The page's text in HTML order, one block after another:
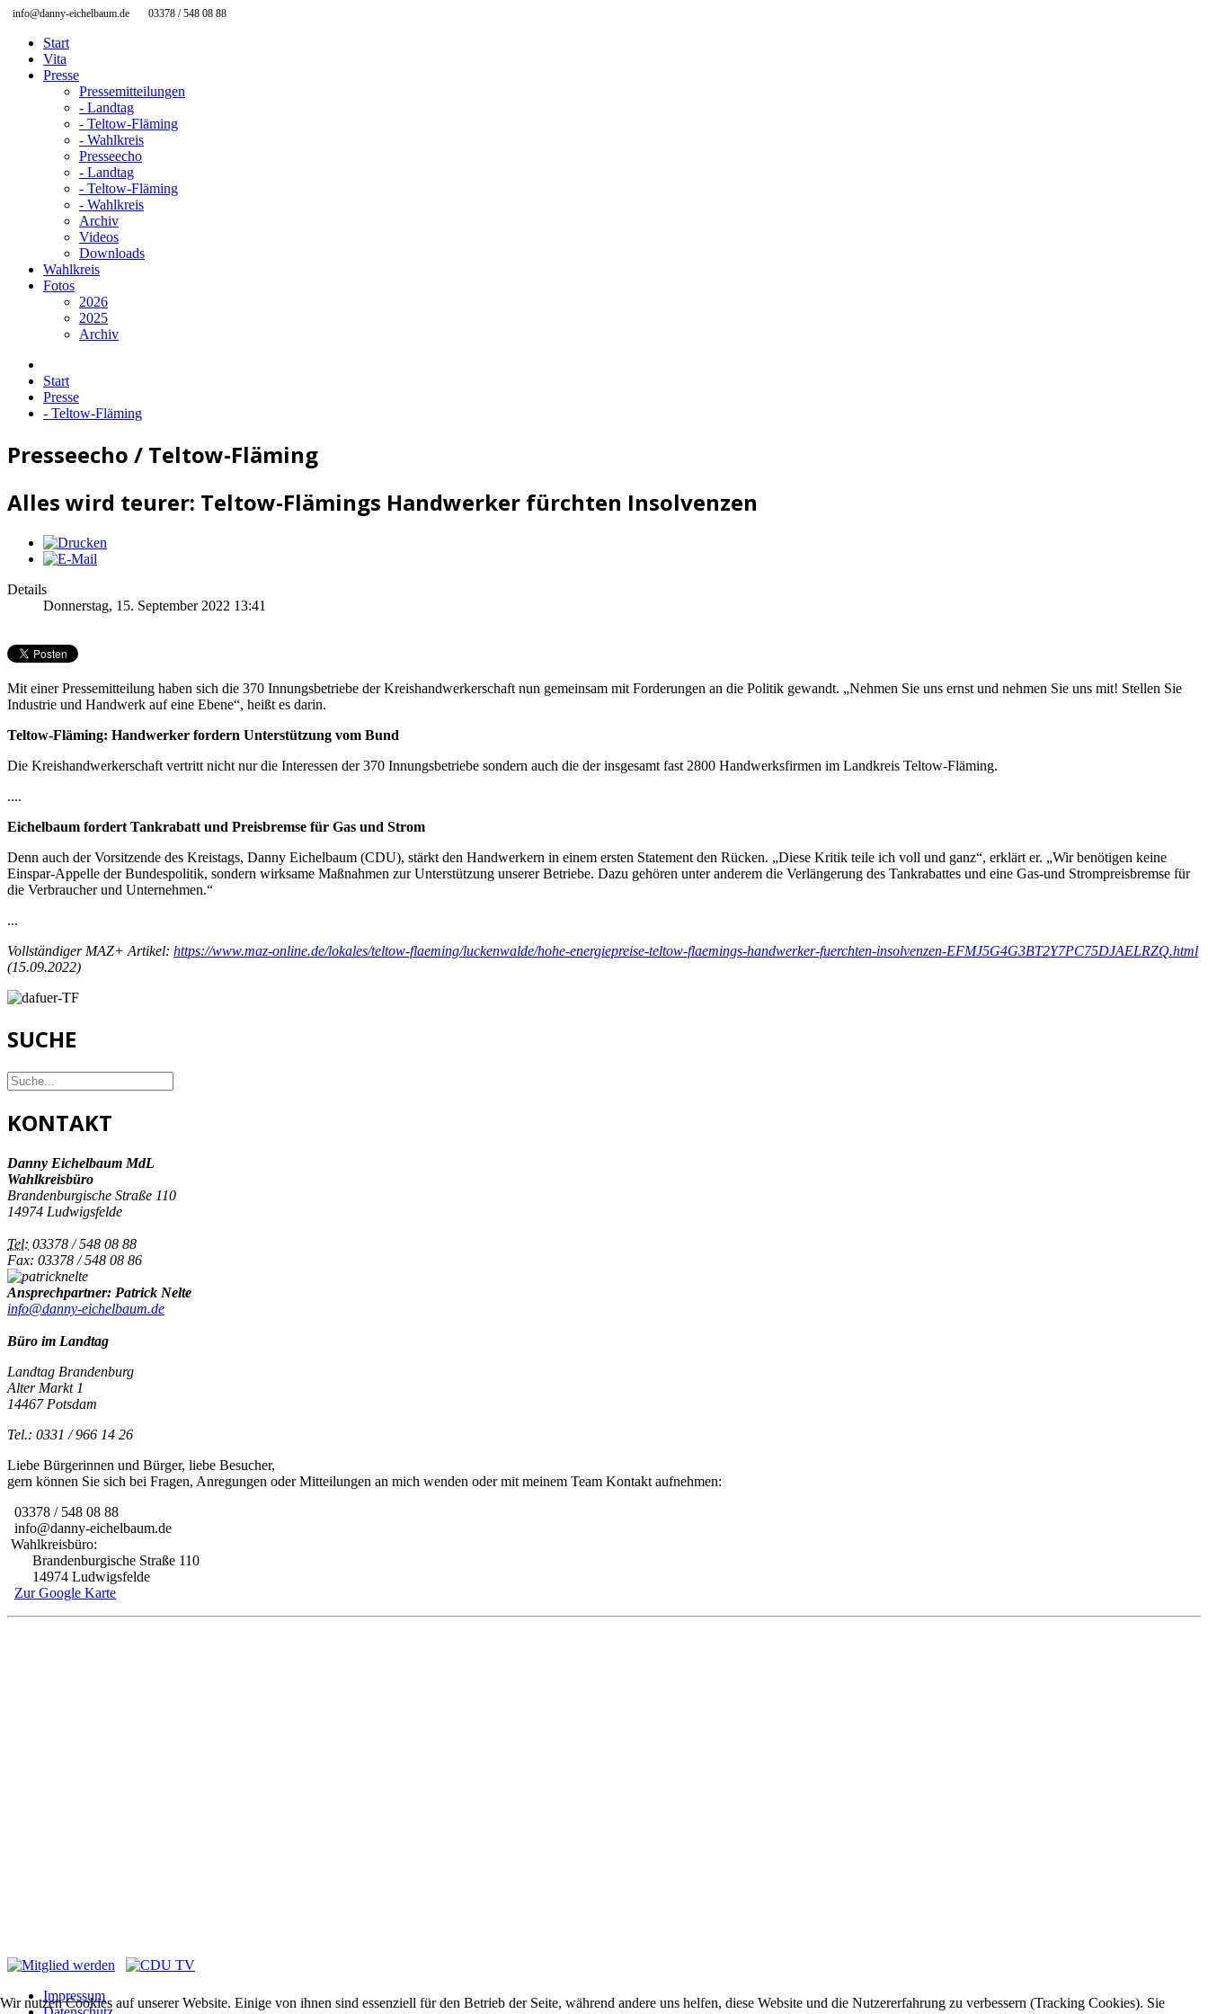
info@danny-eichelbaum.de 03378 / 548 08 88
Start
Vita
Presse
Pressemitteilungen
- Landtag
- Teltow-Fläming
- Wahlkreis
Presseecho
- Landtag
- Teltow-Fläming
- Wahlkreis
Archiv
Videos
Downloads
Wahlkreis
Fotos
2026
2025
Archiv
Start
Presse
- Teltow-Fläming
Presseecho / Teltow-Fläming
Alles wird teurer: Teltow-Flämings Handwerker fürchten Insolvenzen
Details
Donnerstag, 15. September 2022 13:41
Mit einer Pressemitteilung haben sich die 370 Innungsbetriebe der Kreishandwerkerschaft nun gemeinsam mit Forderungen an die Politik gewandt. „Nehmen Sie uns ernst und nehmen Sie uns mit! Stellen Sie
Industrie und Handwerk auf eine Ebene“, heißt es darin.
Teltow-Fläming: Handwerker fordern Unterstützung vom Bund
Die Kreishandwerkerschaft vertritt nicht nur die Interessen der 370 Innungsbetriebe sondern auch die der insgesamt fast 2800 Handwerksfirmen im Landkreis Teltow-Fläming.
....
Eichelbaum fordert Tankrabatt und Preisbremse für Gas und Strom
Denn auch der Vorsitzende des Kreistags, Danny Eichelbaum (CDU), stärkt den Handwerkern in einem ersten Statement den Rücken. „Diese Kritik teile ich voll und ganz“, erklärt er. „Wir benötigen keine
Einspar-Appelle der Bundespolitik, sondern wirksame Maßnahmen zur Unterstützung unserer Betriebe. Dazu gehören unter anderem die Verlängerung des Tankrabattes und eine Gas-und Strompreisbremse für
die Verbraucher und Unternehmen.“
...
Vollständiger MAZ+ Artikel: https://www.maz-online.de/lokales/teltow-flaeming/luckenwalde/hohe-energiepreise-teltow-flaemings-handwerker-fuerchten-insolvenzen-EFMJ5G4G3BT2Y7PC75DJAELRZQ.html
(15.09.2022)
SUCHE
KONTAKT
Danny Eichelbaum MdL
Wahlkreisbüro
Brandenburgische Straße 110
14974 Ludwigsfelde
Tel: 03378 / 548 08 88
Fax: 03378 / 548 08 86
Ansprechpartner: Patrick Nelte
info@danny-eichelbaum.de
Büro im Landtag
Landtag Brandenburg
Alter Markt 1
14467 Potsdam
Tel.: 0331 / 966 14 26
Liebe Bürgerinnen und Bürger, liebe Besucher,
gern können Sie sich bei Fragen, Anregungen oder Mitteilungen an mich wenden oder mit meinem Team Kontakt aufnehmen:
03378 / 548 08 88
info@danny-eichelbaum.de
Wahlkreisbüro:
Brandenburgische Straße 110
14974 Ludwigsfelde
Zur Google Karte
Impressum
Wir nutzen Cookies auf unserer Website. Einige von ihnen sind essenziell für den Betrieb der Seite, während andere uns helfen, diese Website und die Nutzererfahrung zu verbessern (Tracking Cookies). Sie